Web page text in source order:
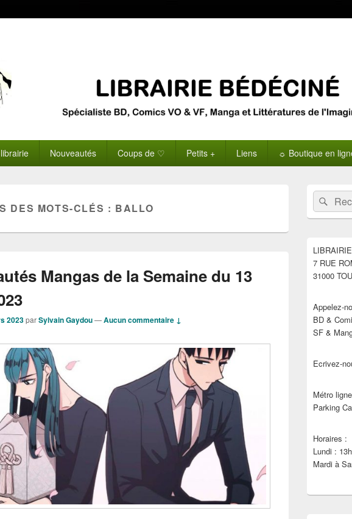
Nouveautés Coups de ♡ Petits + Liens ☼ Boutique en
DES MOTS-CLÉS : BALLO
Mangas de la Semaine du 13
2023parSylvain Gaydou—Aucun commentaire ↓
Zone
principale
de
widget
barre
latérale
Recherche
7 RUE
31000
Appelez-
BD &
SF &
Ecrivez-
Métro
Parking
Horaires :
Lundi :
Mardi à